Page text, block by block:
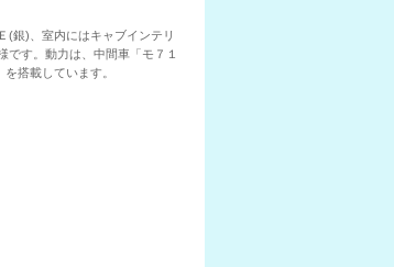
(銀)、室内にはキャブインテリ
す。動力は、中間車「モ７１
搭載しています。